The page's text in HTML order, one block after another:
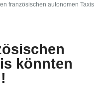
französischen autonomen Taxis
könnten